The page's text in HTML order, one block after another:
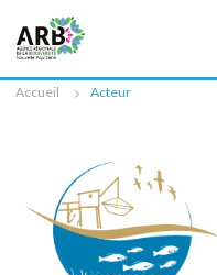
Accueil Acteur